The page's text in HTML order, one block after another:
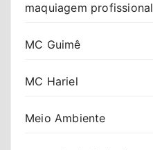
maquiagem profissional
MC Guimê
MC Hariel
Meio Ambiente